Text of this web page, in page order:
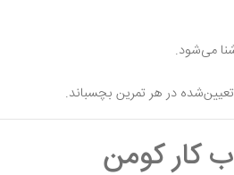
می‌شود.
در هر تمرین بچسباند.
کار کومن